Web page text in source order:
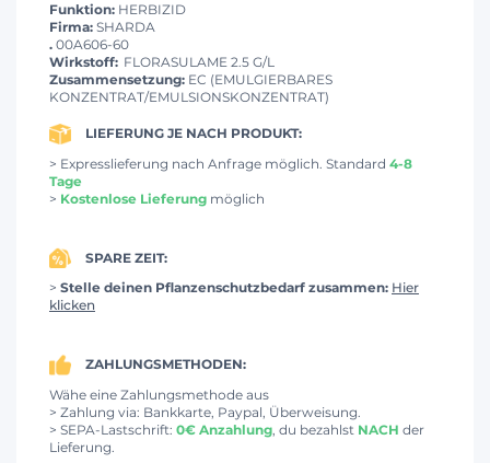
Funktion: HERBIZID
Firma: SHARDA
. 00A606-60
Wirkstoff: FLORASULAME 2.5 G/L
Zusammensetzung: EC (EMULGIERBARES
KONZENTRAT/EMULSIONSKONZENTRAT)
LIEFERUNG JE NACH PRODUKT:
> Expresslieferung nach Anfrage möglich. Standard 4-8
Tage
> Kostenlose Lieferung möglich
SPARE ZEIT:
> Stelle deinen Pflanzenschutzbedarf zusammen: Hier
klicken
ZAHLUNGSMETHODEN:
Wähe eine Zahlungsmethode aus
> Zahlung via: Bankkarte, Paypal, Überweisung.
> SEPA-Lastschrift: 0€ Anzahlung , du bezahlst NACH der
Lieferung.